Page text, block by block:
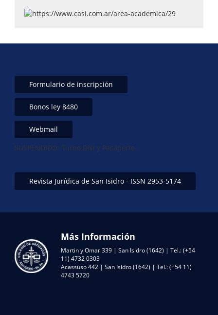
Formulario de inscripción
Bonos ley 8480
Webmail
SUSPENDIDO: Turno DNI y Pasaporte-
Revista Jurídica de San Isidro - ISSN 2953-5174
Más Información
Martin y Omar 339 | San Isidro (1642) | Tel.: (+54
11) 4732 0303
Acassuso 442 | San Isidro (1642) | Tel.: (+54 11)
4743 5720